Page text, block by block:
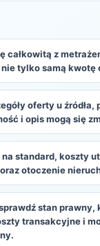
całkowitą z
tylko samą kwotę
oferty u źródła,
i opis mogą się
standard, koszty
otoczenie
stan prawny,
transakcyjne i